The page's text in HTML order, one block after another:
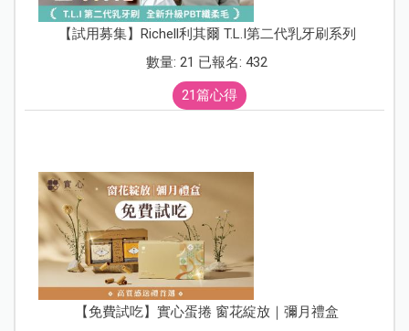
【試用募集】Richell利其爾 T.L.I第二代乳牙刷系列
數量: 21 已報名: 432
21篇心得
【免費試吃】實心蛋捲 窗花綻放｜彌月禮盒